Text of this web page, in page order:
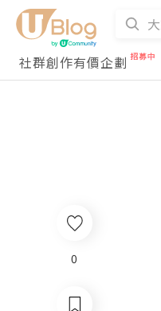
社群創作有價企劃
0